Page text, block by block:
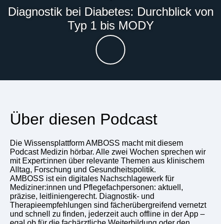
Diagnostik bei Diabetes: Durchblick von
Typ 1 bis MODY
Über diesen Podcast
Die Wissensplattform AMBOSS macht mit diesem
Podcast Medizin hörbar. Alle zwei Wochen sprechen wir
mit Expert:innen über relevante Themen aus klinischem
Alltag, Forschung und Gesundheitspolitik.
AMBOSS ist ein digitales Nachschlagewerk für
Mediziner:innen und Pflegefachpersonen: aktuell,
präzise, leitliniengerecht. Diagnostik- und
Therapieempfehlungen sind fächerübergreifend vernetzt
und schnell zu finden, jederzeit auch offline in der App –